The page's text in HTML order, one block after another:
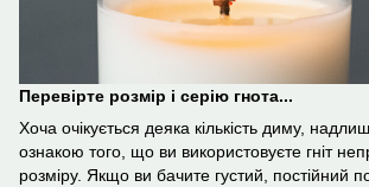
Перевірте розмір і серію гнота...
Хоча очікується деяка кількість диму,
ознакою того, що ви використовуєте гніт
розміру. Якщо ви бачите густий, постійний